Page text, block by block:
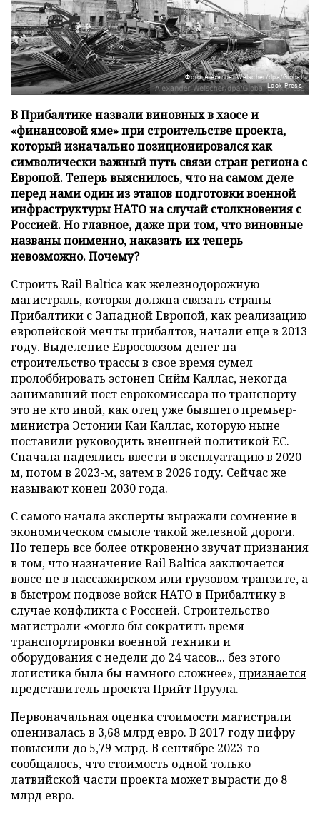
Фото: Alexander Welscher/dpa/Global
Look Press
В Прибалтике назвали виновных в хаосе и
«финансовой яме» при строительстве проекта,
который изначально позиционировался как
символически важный путь связи стран региона с
Европой. Теперь выяснилось, что на самом деле
перед нами один из этапов подготовки военной
инфраструктуры НАТО на случай столкновения с
Россией. Но главное, даже при том, что виновные
названы поименно, наказать их теперь
невозможно. Почему?
Строить Rail Baltica как железнодорожную
магистраль, которая должна связать страны
Прибалтики с Западной Европой, как реализацию
европейской мечты прибалтов, начали еще в 2013
году. Выделение Евросоюзом денег на
строительство трассы в свое время сумел
пролоббировать эстонец Сийм Каллас, некогда
занимавший пост еврокомиссара по транспорту –
это не кто иной, как отец уже бывшего премьер-
министра Эстонии Каи Каллас, которую ныне
поставили руководить внешней политикой ЕС.
Сначала надеялись ввести в эксплуатацию в 2020-
м, потом в 2023-м, затем в 2026 году. Сейчас же
называют конец 2030 года.
С самого начала эксперты выражали сомнение в
экономическом смысле такой железной дороги.
Но теперь все более откровенно звучат признания
в том, что назначение Rail Baltica заключается
вовсе не в пассажирском или грузовом транзите, а
в быстром подвозе войск НАТО в Прибалтику в
случае конфликта с Россией. Строительство
магистрали «могло бы сократить время
транспортировки военной техники и
оборудования с недели до 24 часов... без этого
логистика была бы намного сложнее»,признается
представитель проекта Прийт Пруула.
Первоначальная оценка стоимости магистрали
оценивалась в 3,68 млрд евро. В 2017 году цифру
повысили до 5,79 млрд. В сентябре 2023-го
сообщалось, что стоимость одной только
латвийской части проекта может вырасти до 8
млрд евро.